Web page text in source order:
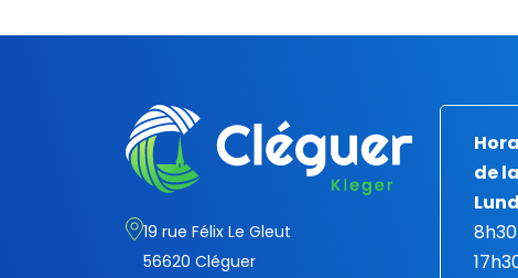
19 rue Félix Le Gleut
56620 Cléguer
de